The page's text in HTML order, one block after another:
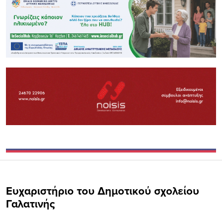
Ευχαριστήριο του Δημοτικού σχολείου
Γαλατινής